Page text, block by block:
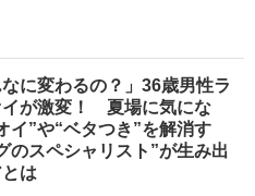
なに変わるの？」36歳男性ラ
イが激変！ 夏場に気にな
イ”や“ベタつき”を解消す
のスペシャリスト”が生み出
は